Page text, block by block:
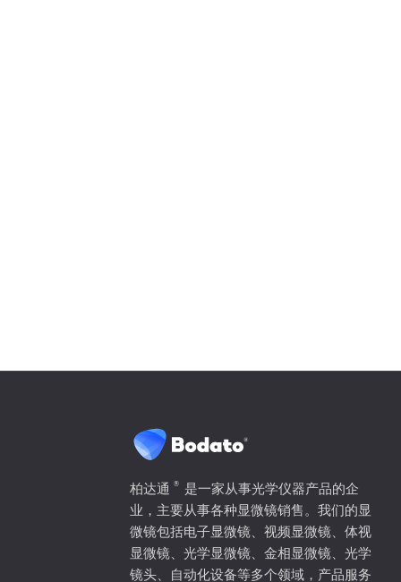
柏达通 ®
是一家从事光学仪器产品的企
业，主要从事各种显微镜销售。我们的显
微镜包括电子显微镜、视频显微镜、体视
显微镜、光学显微镜、金相显微镜、光学
镜头、自动化设备等多个领域，产品服务